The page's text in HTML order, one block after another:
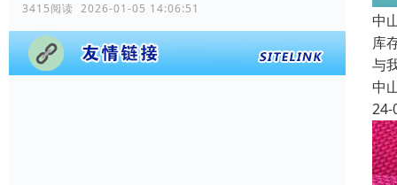
3415阅读 2026-01-05 14:06:51
中
库
与
中
24-